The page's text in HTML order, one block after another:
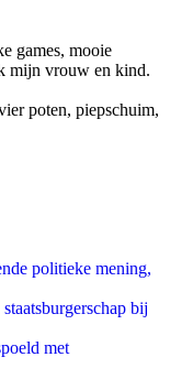
games, mooie
mijn vrouw en kind.
poten, piepschuim,
politieke mening,
bij
met